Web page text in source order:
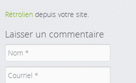
Rétrolien depuis votre site.
Laisser un commentaire